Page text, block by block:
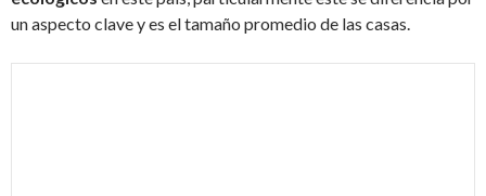
un aspecto clave y es el tamaño promedio de las casas.